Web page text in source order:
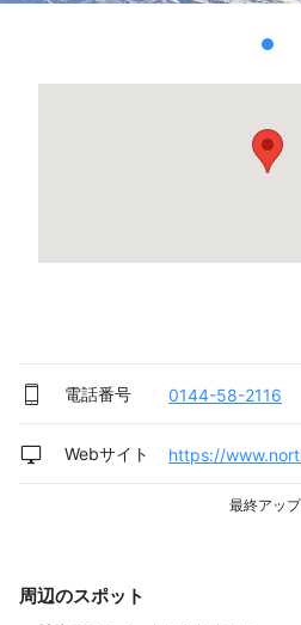
電話番号 0144-58-2116
Webサイト https://
最終アッ
周辺のスポット